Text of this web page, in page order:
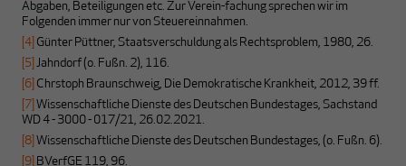
Abgaben, Beteiligungen etc. Zur Verein-fachung sprechen wir im
Folgenden immer nur von Steuereinnahmen.
[4] Günter Püttner, Staatsverschuldung als Rechtsproblem, 1980, 26.
[5] Jahndorf (o. Fußn. 2), 116.
[6] Chrstoph Braunschweig, Die Demokratische Krankheit, 2012, 39 ff.
[7] Wissenschaftliche Dienste des Deutschen Bundestages, Sachstand
WD 4 - 3000 - 017/21, 26.02.2021.
[8] Wissenschaftliche Dienste des Deutschen Bundestages, (o. Fußn. 6).
[9] BVerfGE 119, 96.